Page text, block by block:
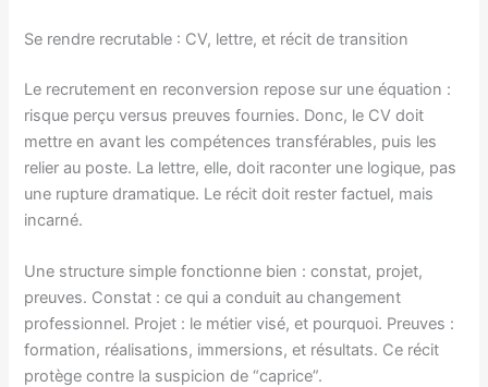
Se rendre recrutable : CV, lettre, et récit de transition
Le recrutement en reconversion repose sur une équation :
risque perçu versus preuves fournies. Donc, le CV doit
mettre en avant les compétences transférables, puis les
relier au poste. La lettre, elle, doit raconter une logique, pas
une rupture dramatique. Le récit doit rester factuel, mais
incarné.
Une structure simple fonctionne bien : constat, projet,
preuves. Constat : ce qui a conduit au changement
professionnel. Projet : le métier visé, et pourquoi. Preuves :
formation, réalisations, immersions, et résultats. Ce récit
protège contre la suspicion de “caprice”.